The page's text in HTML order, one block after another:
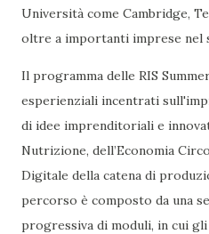
Università come Cambridge,
oltre a importanti imprese nel
Il programma delle RIS
esperienziali incentrati
di idee imprenditoriali e
Nutrizione, dell’Economia
Digitale della catena di
percorso è composto da una
progressiva di moduli, in cui